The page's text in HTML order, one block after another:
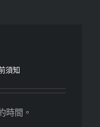
須知
時間。